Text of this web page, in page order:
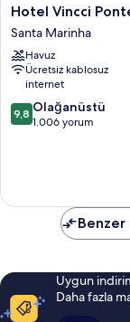
Hotel
Vincci
Ponte
de
Ferro
Santa
Marinha
Hotel Vincci
Santa Marinha
Havuz
Ücretsiz kablosuz
internet
10
üzerinden
9,8 Olağanüstü
1.006 yorum
Benzer
Uygun
Daha fazla